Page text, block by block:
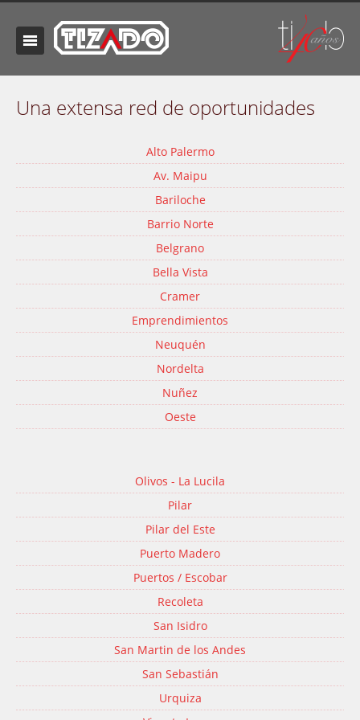
Una extensa red de oportunidades
Alto Palermo
Av. Maipu
Bariloche
Barrio Norte
Belgrano
Bella Vista
Cramer
Emprendimientos
Neuquén
Nordelta
Nuñez
Oeste
Olivos - La Lucila
Pilar
Pilar del Este
Puerto Madero
Puertos / Escobar
Recoleta
San Isidro
San Martin de los Andes
San Sebastián
Urquiza